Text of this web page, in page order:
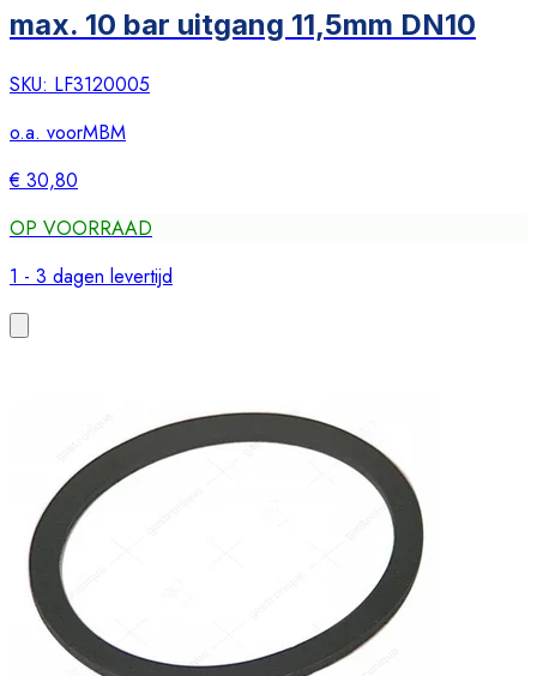
max. 10 bar uitgang 11,5mm DN10
SKU: LF3120005
o.a. voorMBM
€ 30,80
OP VOORRAAD
1 - 3 dagen levertijd